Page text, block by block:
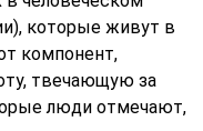
которые живут в
компонент,
твечающую за
люди отмечают,